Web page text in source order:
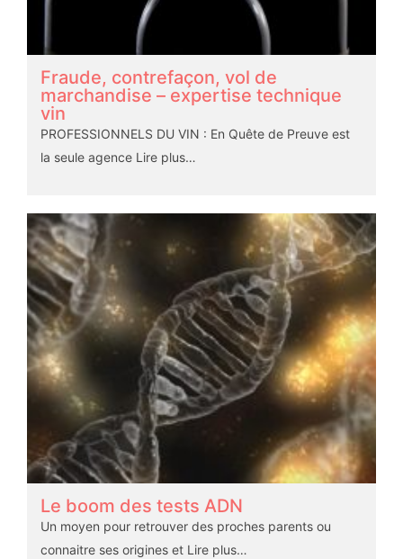
Fraude, contrefaçon, vol de
marchandise – expertise technique
vin
PROFESSIONNELS DU VIN : En Quête de Preuve est
la seule agence Lire plus…
Le boom des tests ADN
Un moyen pour retrouver des proches parents ou
connaitre ses origines et Lire plus…